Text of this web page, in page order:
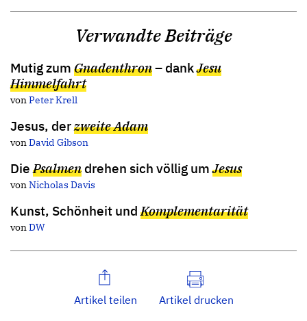
Verwandte Beiträge
Mutig zum Gnadenthron– dankJesu
Himmelfahrt
vonPeter Krell
Jesus, derzweite Adam
vonDavid Gibson
Die Psalmen drehen sich völlig umJesus
vonNicholas Davis
Kunst, Schönheit und Komplementarität
vonDW
Artikel teilen Artikel drucken